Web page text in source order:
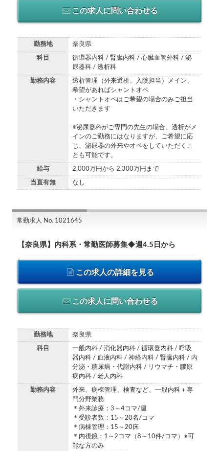
この求人に問い合わせる
勤務地 奈良県
科目
循環器内科 / 腎臓内科 / 心臓血管外科 / 泌
尿器科 / 透析科
勤務内容
透析管理（外来透析、入院担当）メイン、
希望があればシャントオペ
・シャントオペはご希望の場合のみご担当
いただきます
※泌尿器科がご専門の先生の場合、透析がメ
インのご勤務にはなりますが、ご希望に応
じ、泌尿器の外来やオペをしていただくこ
とも可能です。
給与 2,000万円から 2,300万円まで
当直有無 なし
常勤求人 No. 1021645
【奈良県】内科系・常勤医師募集◆週4.5日から
この求人の詳細を見る
この求人に問い合わせる
勤務地 奈良県
科目
一般内科 / 消化器内科 / 循環器内科 / 呼吸
器内科 / 血液内科 / 神経内科 / 腎臓内科 / 内
分泌・糖尿病・代謝内科 / リウマチ・膠原
病内科 / 老人内科
勤務内容
外来、病棟管理、検査など、一般内科＋専
門分野業務
＊外来診療：3～4コマ/週
＊受診者数：15～20名/コマ
＊病棟管理：15～20床
＊内視鏡：1～2コマ（8～10件/コマ）※可
能な方のみ